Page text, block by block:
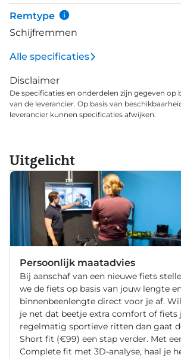
balhoofd wanneer je je stuur draait.
systeem van de zadelpen is zo'n
hoogstandje die keurig is
achterkant van de zadelbuis. Dit
geeft. Het Paradigma
stuurpen zorgt voor volledige
kabels.
Remtype
Schijfremmen
Alle specificaties
Disclaimer
De specificaties en onderdelen zijn gegeven op
van de leverancier. Op basis van
leverancier kunnen specificaties afwijken.
Uitgelicht
Persoonlijk maatadvies
Bij aanschaf van een nieuwe fiets
we de fiets op basis van jouw lengte
binnenbeenlengte direct voor je af. Wil
je net dat beetje extra comfort of fiets
regelmatig sportieve ritten dan gaat
Short fit (€99) een stap verder. Met
Complete fit met 3D-analyse, haal je